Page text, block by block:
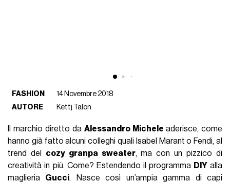
Il marchio diretto daAlessandro Micheleaderisce, come
hanno già fatto alcuni colleghi quali Isabel Marant o Fendi, al